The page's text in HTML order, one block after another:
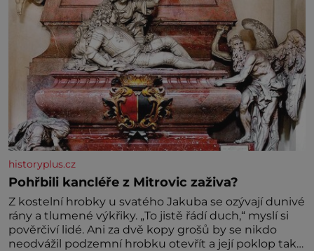
historyplus.cz
Pohřbili kancléře z Mitrovic zaživa?
Z kostelní hrobky u svatého Jakuba se ozývají dunivé
rány a tlumené výkřiky. „To jistě řádí duch,“ myslí si
pověrčiví lidé. Ani za dvě kopy grošů by se nikdo
neodvážil podzemní hrobku otevřít a její poklop tak